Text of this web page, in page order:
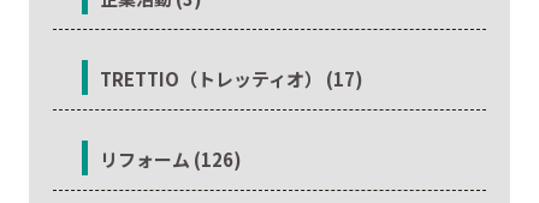
TRETTIO（トレッティオ） (17)
リフォーム (126)